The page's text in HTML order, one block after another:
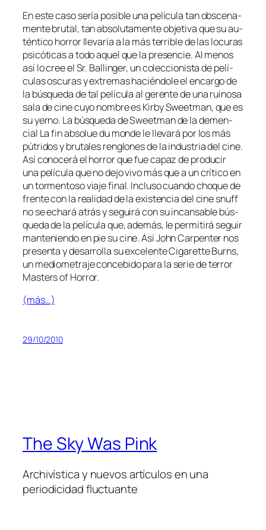
En es­te ca­so se­ría po­si­ble una pe­lí­cu­la tan obs­ce­na­
men­te bru­tal, tan ab­so­lu­ta­men­te ob­je­ti­va que su au­
tén­ti­co ho­rror lle­va­ría a la más te­rri­ble de las lo­cu­ras
psi­có­ti­cas a to­do aquel que la pre­sen­cie. Al me­nos
así lo cree el Sr. Ballinger, un co­lec­cio­nis­ta de pe­lí­
cu­las os­cu­ras y ex­tre­mas ha­cién­do­le el en­car­go de
la bús­que­da de tal pe­lí­cu­la al ge­ren­te de una rui­no­sa
sa­la de ci­ne cu­yo nom­bre es Kirby Sweetman, que es
su yerno. La bús­que­da de Sweetman de la de­men­
cial La fin ab­so­lue du mon­de le lle­va­rá por los más
pú­tri­dos y bru­ta­les ren­glo­nes de la in­dus­tria del ci­ne.
Así co­no­ce­rá el ho­rror que fue ca­paz de pro­du­cir
una pe­lí­cu­la que no de­jo vi­vo más que a un crí­ti­co en
un tor­men­to­so via­je fi­nal. Incluso cuan­do cho­que de
fren­te con la reali­dad de la exis­ten­cia del ci­ne snuff
no se echa­rá atrás y se­gui­rá con su in­can­sa­ble bús­
que­da de la pe­lí­cu­la que, ade­más, le per­mi­ti­rá se­guir
man­te­nien­do en pie su ci­ne. Así John Carpenter nos
pre­sen­ta y de­sa­rro­lla su ex­ce­len­te Cigarette Burns,
un me­dio­me­tra­je con­ce­bi­do pa­ra la se­rie de te­rror
Masters of Horror.
(más…)
29/10/2010
The Sky Was Pink
Archivística y nuevos artículos en una
periodicidad fluctuante